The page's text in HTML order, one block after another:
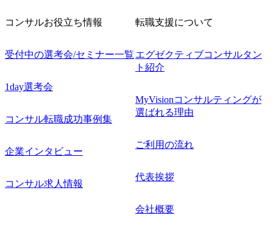
コンサルお役立ち情報
受付中の選考会/セミナー一覧
1day選考会
コンサル転職成功事例集
企業インタビュー
コンサル求人情報
転職支援について
エグゼクティブコンサルタン
ト紹介
MyVisionコンサルティングが
選ばれる理由
ご利用の流れ
代表挨拶
会社概要